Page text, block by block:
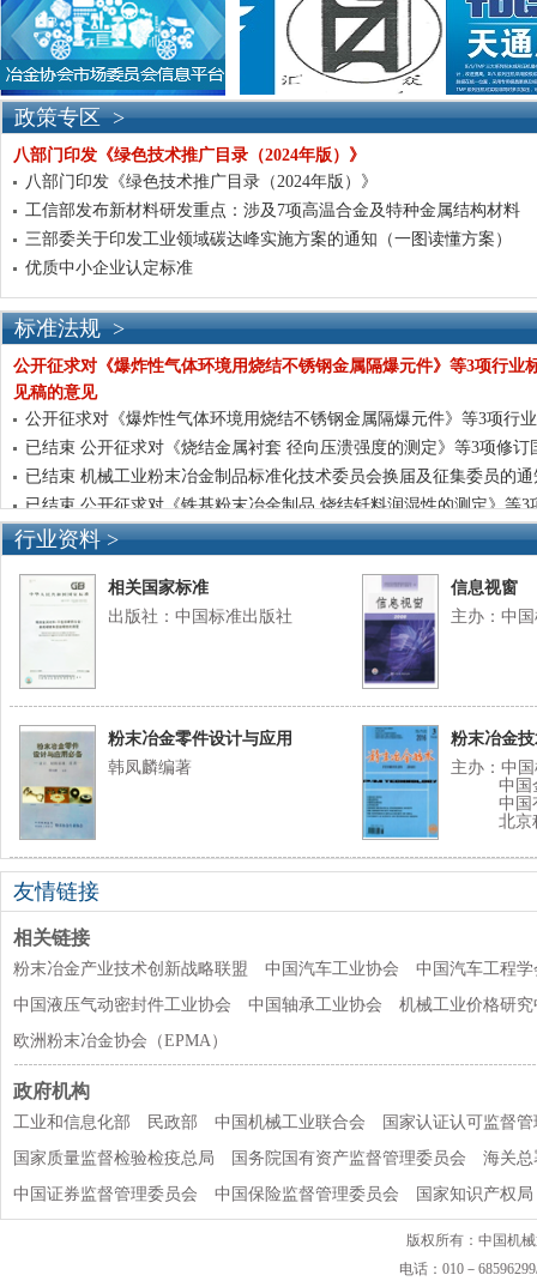
政策专区 >
八部门印发《绿色技术推广目录（2024年版）》
八部门印发《绿色技术推广目录（2024年版）》
工信部发布新材料研发重点：涉及7项高温合金及特种金属结构材料
三部委关于印发工业领域碳达峰实施方案的通知（一图读懂方案）
优质中小企业认定标准
标准法规 >
公开征求对《爆炸性气体环境用烧结不锈钢金属隔爆元件》等3项行业
见稿的意见
公开征求对《爆炸性气体环境用烧结不锈钢金属隔爆元件》等3项行
见稿的意见
已结束 公开征求对《烧结金属衬套 径向压溃强度的测定》等3项修订
意见稿的意见
已结束 机械工业粉末冶金制品标准化技术委员会换届及征集委员的通
已结束 公开征求对《铁基粉末冶金制品 烧结钎料润湿性的测定》等3
求意见稿的意见
行业资料 >
相关国家标准
出版社：中国标准出版社
信息视窗
主办：中
粉末冶金零件设计与应用
必备（韩凤麟编著）
韩凤麟编著
粉末冶金
主办：中
中国金
中国有
北京科
友情链接
相关链接
粉末冶金产业技术创新战略联盟 中国汽车工业协会
中国汽车工程学
中国液压气动密封件工业协会
中国轴承工业协会
机械工业价格研究
欧洲粉末冶金协会（EPMA）
政府机构
工业和信息化部 民政部 中国机械工业联合会
国家认证认可监督
国家质量监督检验检疫总局
国务院国有资产监督管理委员会
海关总
中国证券监督管理委员会
中国保险监督管理委员会 国家知识产权局
版权所有：中国机
电话：010－